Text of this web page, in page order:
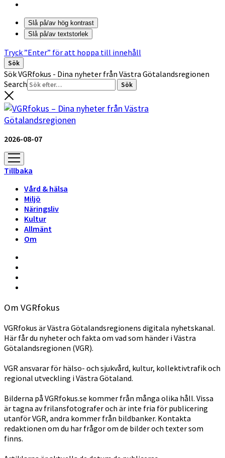
Slå på/av hög kontrast
Slå på/av textstorlek
Tryck ”Enter” för att hoppa till innehåll
Sök
Sök VGRfokus - Dina nyheter från Västra Götalandsregionen
Search
2026-08-07
öppna
meny
Tillbaka
Vård & hälsa
Miljö
Näringsliv
Kultur
Allmänt
Om
Om VGRfokus
VGRfokus är Västra Götalandsregionens digitala nyhetskanal.
Här får du nyheter och fakta om vad som händer i Västra
Götalandsregionen (VGR).
VGR ansvarar för hälso- och sjukvård, kultur, kollektivtrafik och
regional utveckling i Västra Götaland.
Bilderna på VGRfokus.se kommer från många olika håll. Vissa
är tagna av frilansfotografer och är inte fria för publicering
utanför VGR, andra kommer från bildbanker. Kontakta
redaktionen om du har frågor om de bilder och texter som
finns.